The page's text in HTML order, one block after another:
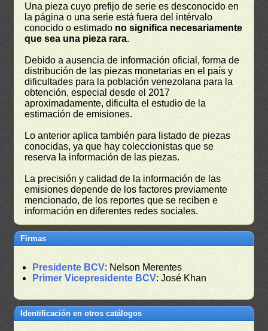
Una pieza cuyo prefijo de serie es desconocido en
la página o una serie está fuera del intérvalo
conocido o estimado no significa necesariamente
que sea una pieza rara.
Debido a ausencia de información oficial, forma de
distribución de las piezas monetarias en el país y
dificultades para la población venezolana para la
obtención, especial desde el 2017
aproximadamente, dificulta el estudio de la
estimación de emisiones.
Lo anterior aplica también para listado de piezas
conocidas, ya que hay coleccionistas que se
reserva la información de las piezas.
La precisión y calidad de la información de las
emisiones depende de los factores previamente
mencionado, de los reportes que se reciben e
información en diferentes redes sociales.
Firmas
Presidente BCV: Nelson Merentes
Primer Vicepresidente BCV: José Khan
Identificación en otros catálogos